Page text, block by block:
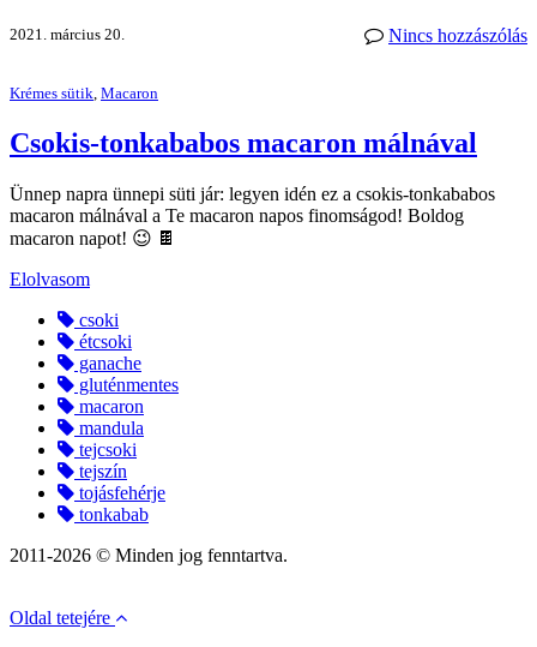
Nincs hozzászólás
2021. március 20.
Krémes sütik, Macaron
Csokis-tonkababos macaron málnával
Ünnep napra ünnepi süti jár: legyen idén ez a csokis-tonkababos
macaron málnával a Te macaron napos finomságod! Boldog
macaron napot! 😉 🍫
Elolvasom
csoki
étcsoki
ganache
gluténmentes
macaron
mandula
tejcsoki
tejszín
tojásfehérje
tonkabab
2011-2026 © Minden jog fenntartva.
Oldal tetejére